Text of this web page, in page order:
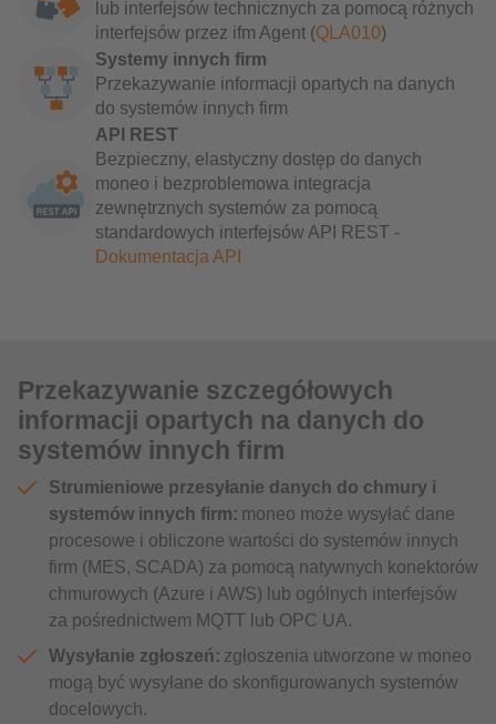
lub interfejsów technicznych za pomocą różnych
interfejsów przez ifm Agent (QLA010)
Systemy innych firm
Przekazywanie informacji opartych na danych
do systemów innych firm
API REST
Bezpieczny, elastyczny dostęp do danych
moneo i bezproblemowa integracja
zewnętrznych systemów za pomocą
standardowych interfejsów API REST -
Dokumentacja API
Przekazywanie szczegółowych
informacji opartych na danych do
systemów innych firm
Strumieniowe przesyłanie danych do chmury i
systemów innych firm: moneo może wysyłać dane
procesowe i obliczone wartości do systemów innych
firm (MES, SCADA) za pomocą natywnych konektorów
chmurowych (Azure i AWS) lub ogólnych interfejsów
za pośrednictwem MQTT lub OPC UA.
Wysyłanie zgłoszeń: zgłoszenia utworzone w moneo
mogą być wysyłane do skonfigurowanych systemów
docelowych.